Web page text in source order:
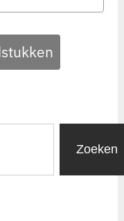
Zoeken